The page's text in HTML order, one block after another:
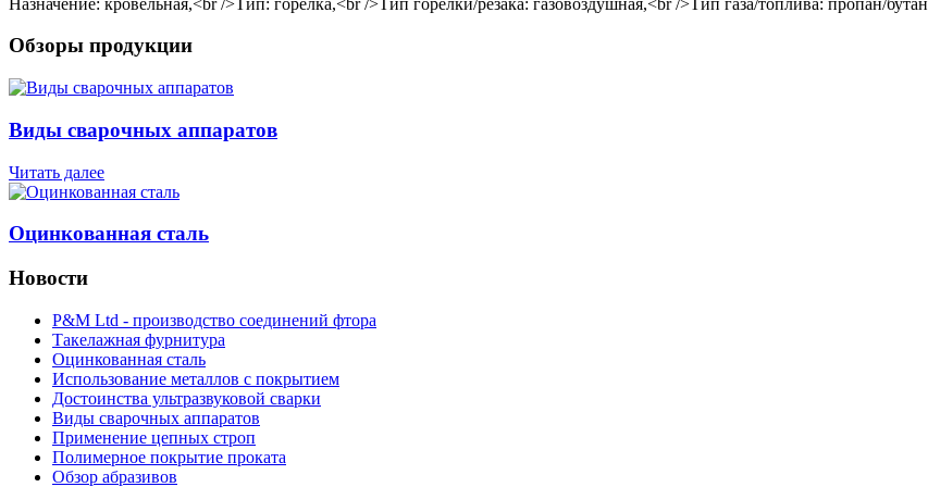
Обзоры продукции
Виды сварочных аппаратов
Читать далее
Оцинкованная сталь
Новости
P&M Ltd - производство соединений фтора
Такелажная фурнитура
Оцинкованная сталь
Использование металлов с покрытием
Достоинства ультразвуковой сварки
Виды сварочных аппаратов
Применение цепных строп
Полимерное покрытие проката
Обзор абразивов